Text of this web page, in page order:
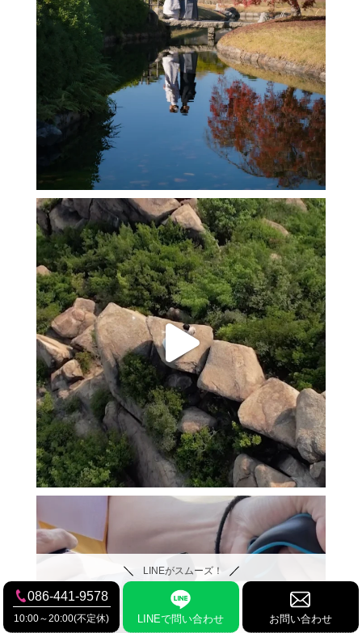
LINEがスムーズ！
086-441-9578
10:00～20:00(不定休) LINEで問い合わせ お問い合わせ